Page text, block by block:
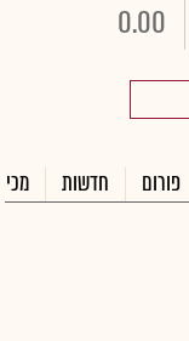
0.00
פורום חדשות